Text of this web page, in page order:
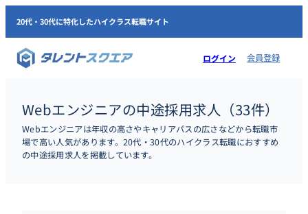
20代・30代に特化したハイクラス転職サイト
ログイン 会員登録
Webエンジニアの中途採用求人（33件）
Webエンジニアは年収の高さやキャリアパスの広さなどから転職市
場で高い人気があります。20代・30代のハイクラス転職におすすめ
の中途採用求人を掲載しています。